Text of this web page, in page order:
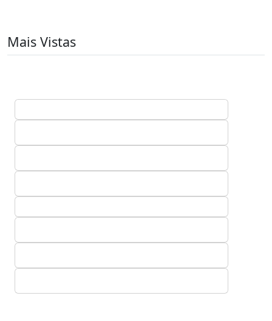
Mais Vistas